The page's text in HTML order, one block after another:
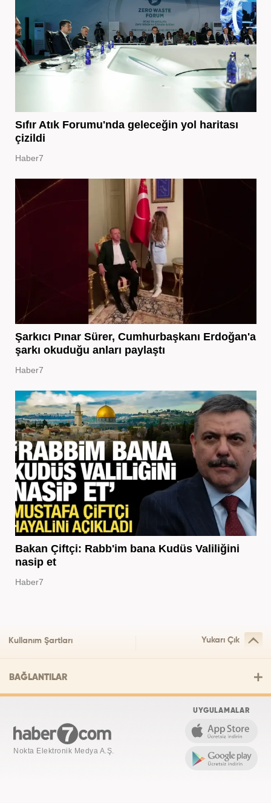
Sıfır Atık Forumu'nda geleceğin yol haritası
çizildi
Haber7
Şarkıcı Pınar Sürer, Cumhurbaşkanı Erdoğan'a
şarkı okuduğu anları paylaştı
Haber7
Bakan Çiftçi: Rabb'im bana Kudüs Valiliğini
nasip et
Haber7
Kullanım Şartları Yukarı Çık
BAĞLANTILAR
Nokta Elektronik Medya A.Ş.
UYGULAMALAR